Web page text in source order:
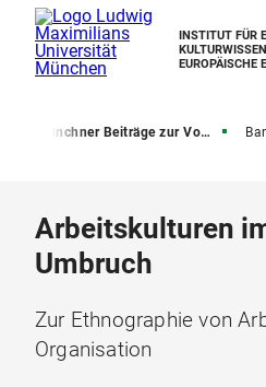
INSTITUT FÜR
EUROPÄISCHE
Münchner Beiträge zur Volkskunde
Arbeitskulturen
Umbruch
Zur Ethnographie von
Organisation